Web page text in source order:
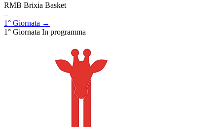
RMB Brixia Basket
–
1° Giornata →
1° Giornata In programma